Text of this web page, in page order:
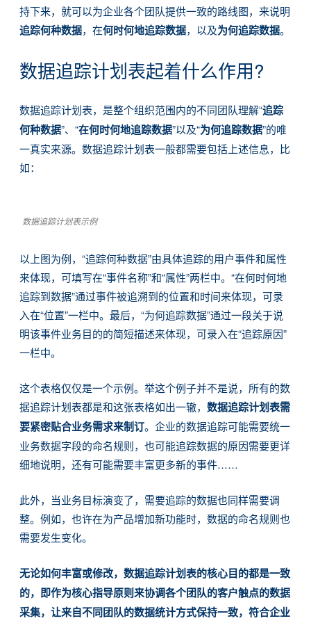
持下来，就可以为企业各个团队提供一致的路线图，来说明
追踪何种数据，在何时何地追踪数据，以及为何追踪数据。
数据追踪计划表起着什么作用?
数据追踪计划表，是整个组织范围内的不同团队理解“追踪
何种数据”、“在何时何地追踪数据”以及“为何追踪数据”的唯
一真实来源。数据追踪计划表一般都需要包括上述信息，比
如：
数据追踪计划表示例
以上图为例，“追踪何种数据”由具体追踪的用户事件和属性
来体现，可填写在“事件名称”和“属性”两栏中。“在何时何地
追踪到数据”通过事件被追溯到的位置和时间来体现，可录
入在“位置”一栏中。最后，“为何追踪数据”通过一段关于说
明该事件业务目的的简短描述来体现，可录入在“追踪原因”
一栏中。
这个表格仅仅是一个示例。举这个例子并不是说，所有的数
据追踪计划表都是和这张表格如出一辙， 数据追踪计划表需
要紧密贴合业务需求来制订。企业的数据追踪可能需要统一
业务数据字段的命名规则，也可能追踪数据的原因需要更详
细地说明，还有可能需要丰富更多新的事件……
此外，当业务目标演变了，需要追踪的数据也同样需要调
整。例如，也许在为产品增加新功能时，数据的命名规则也
需要发生变化。
无论如何丰富或修改，数据追踪计划表的核心目的都是一致
的，即作为核心指导原则来协调各个团队的客户触点的数据
采集，让来自不同团队的数据统计方式保持一致，符合企业